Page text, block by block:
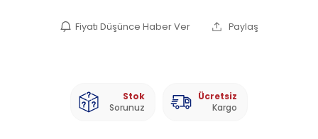
Fiyatı Düşünce Haber Ver Paylaş
Stok
Sorunuz
Ücretsiz
Kargo